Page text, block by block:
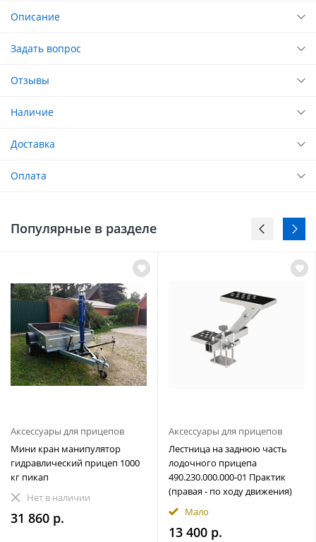
Описание
Задать вопрос
Отзывы
Наличие
Доставка
Оплата
Популярные в разделе
Аксессуары для прицепов
Мини кран манипулятор
гидравлический прицеп 1000
кг пикап
Нет в наличии
31 860 р.
Аксессуары для прицепов
Лестница на заднюю часть
лодочного прицепа
490.230.000.000-01 Практик
(правая - по ходу движения)
Мало
13 400 р.